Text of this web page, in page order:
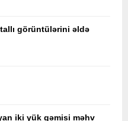
görüntülərini əldə
iki yük gəmisi məhv